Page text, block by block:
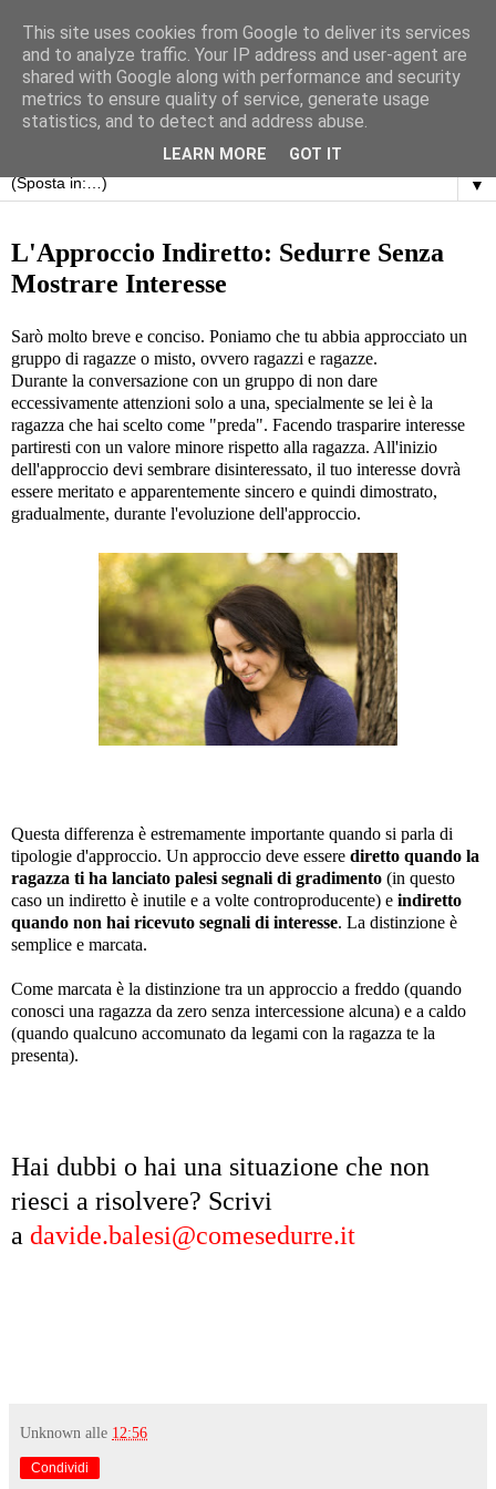
▼
L'Approccio Indiretto: Sedurre Senza
Mostrare Interesse
Sarò molto breve e conciso. Poniamo che tu abbia approcciato un
gruppo di ragazze o misto, ovvero ragazzi e ragazze.
Durante la conversazione con un gruppo di non dare
eccessivamente attenzioni solo a una, specialmente se lei è la
ragazza che hai scelto come "preda". Facendo trasparire interesse
partiresti con un valore minore rispetto alla ragazza. All'inizio
dell'approccio devi sembrare disinteressato, il tuo interesse dovrà
essere meritato e apparentemente sincero e quindi dimostrato,
gradualmente, durante l'evoluzione dell'approccio.
Questa differenza è estremamente importante quando si parla di
tipologie d'approccio. Un approccio deve essere diretto quando la
ragazza ti ha lanciato palesi segnali di gradimento (in questo
caso un indiretto è inutile e a volte controproducente) e indiretto
quando non hai ricevuto segnali di interesse. La distinzione è
semplice e marcata.
Come marcata è la distinzione tra un approccio a freddo (quando
conosci una ragazza da zero senza intercessione alcuna) e a caldo
(quando qualcuno accomunato da legami con la ragazza te la
presenta).
Hai dubbi o hai una situazione che non
riesci a risolvere? Scrivi
a davide.balesi@comesedurre.it
Unknown alle 12:56
Condividi
This site uses cookies from Google to deliver its services
and to analyze traffic. Your IP address and user-agent are
shared with Google along with performance and security
metrics to ensure quality of service, generate usage
statistics, and to detect and address abuse.
LEARN MORE GOT IT